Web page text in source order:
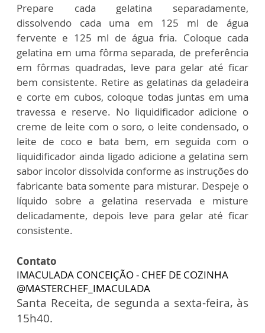
Prepare cada gelatina separadamente,
dissolvendo cada uma em 125 ml de água
fervente e 125 ml de água fria. Coloque cada
gelatina em uma fôrma separada, de preferência
em fôrmas quadradas, leve para gelar até ficar
bem consistente. Retire as gelatinas da geladeira
e corte em cubos, coloque todas juntas em uma
travessa e reserve. No liquidificador adicione o
creme de leite com o soro, o leite condensado, o
leite de coco e bata bem, em seguida com o
liquidificador ainda ligado adicione a gelatina sem
sabor incolor dissolvida conforme as instruções do
fabricante bata somente para misturar. Despeje o
líquido sobre a gelatina reservada e misture
delicadamente, depois leve para gelar até ficar
consistente.
Contato
IMACULADA CONCEIÇÃO - CHEF DE COZINHA
@MASTERCHEF_IMACULADA
Santa Receita, de segunda a sexta-feira, às
15h40.